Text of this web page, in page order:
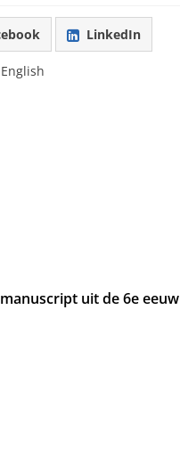
LinkedIn
English
uit de 6e eeuw